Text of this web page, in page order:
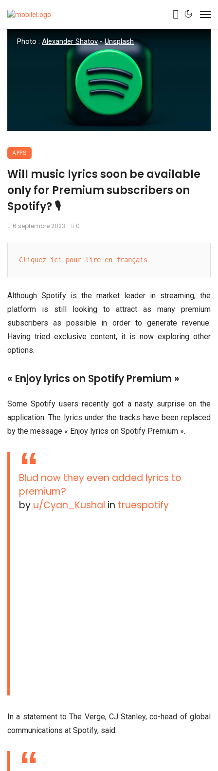
Photo : Alexander Shatov-Unsplash
APPS
Will music lyrics soon be available
only for Premium subscribers on
Spotify? 🎙️
6 septembre 2023 0
Cliquez ici pour lire en français
Although Spotify is the market leader in streaming, the
platform is still looking to attract as many premium
subscribers as possible in order to generate revenue.
Having tried exclusive content, it is now exploring other
options.
« Enjoy lyrics on Spotify Premium »
Some Spotify users recently got a nasty surprise on the
application. The lyrics under the tracks have been replaced
by the message « Enjoy lyrics on Spotify Premium ».
Blud now they even added lyrics to
premium?
by u/Cyan_Kushal in truespotify
In a statement to The Verge, CJ Stanley, co-head of global
communications at Spotify, said: